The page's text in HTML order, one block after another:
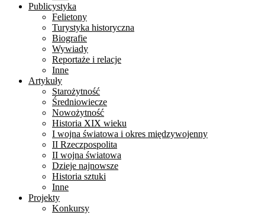
Publicystyka
Felietony
Turystyka historyczna
Biografie
Wywiady
Reportaże i relacje
Inne
Artykuły
Starożytność
Średniowiecze
Nowożytność
Historia XIX wieku
I wojna światowa i okres międzywojenny
II Rzeczpospolita
II wojna światowa
Dzieje najnowsze
Historia sztuki
Inne
Projekty
Konkursy